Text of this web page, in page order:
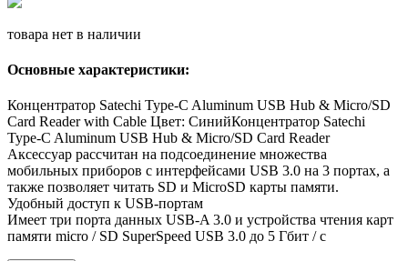
товара нет в наличии
Основные характеристики:
Концентратор Satechi Type-C Aluminum USB Hub & Micro/SD
Card Reader with Cable Цвет: СинийКонцентратор Satechi
Type-C Aluminum USB Hub & Micro/SD Card Reader
Аксессуар рассчитан на подсоединение множества
мобильных приборов с интерфейсами USB 3.0 на 3 портах, а
также позволяет читать SD и MicroSD карты памяти.
Удобный доступ к USB-портам
Имеет три порта данных USB-A 3.0 и устройства чтения карт
памяти micro / SD SuperSpeed USB 3.0 до 5 Гбит / с